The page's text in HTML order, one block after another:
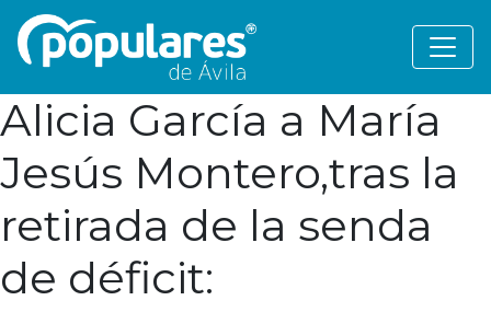
Alicia García a María
Jesús Montero,tras la
retirada de la senda
de déficit: